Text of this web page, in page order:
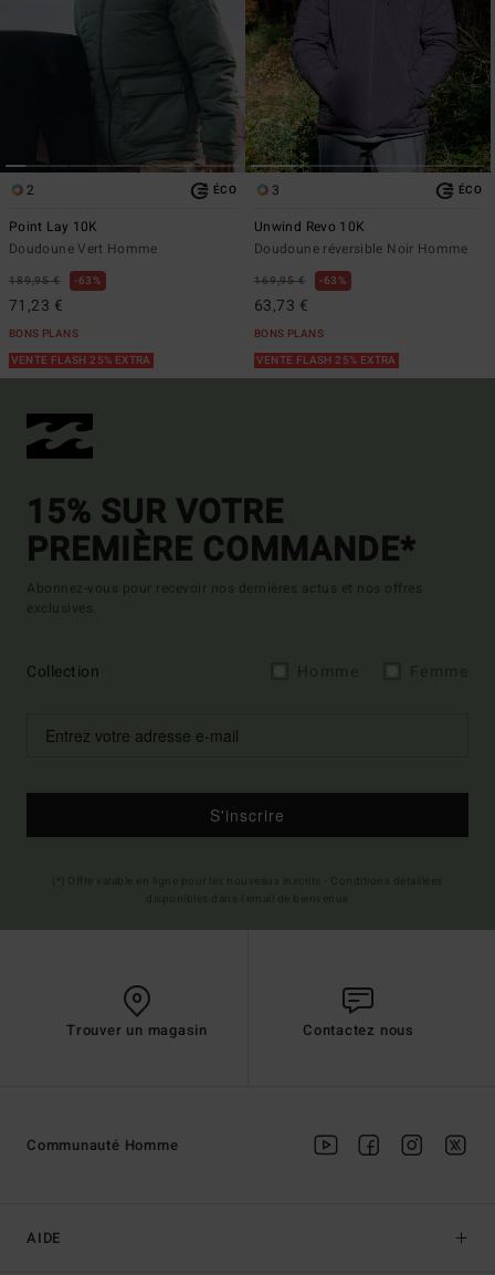
2 ÉCO
Point Lay 10K
Doudoune Vert Homme
189,95 € 63%
71,23 €
BONS PLANS
VENTE FLASH 25% EXTRA
3 ÉCO
Unwind Revo 10K
Doudoune réversible Noir Homme
169,95 € 63%
63,73 €
BONS PLANS
VENTE FLASH 25% EXTRA
15% SUR VOTRE
PREMIÈRE COMMANDE*
Abonnez-vous pour recevoir nos dernières actus et nos offres
exclusives.
Collection
S'inscrire
Trouver un magasin Contactez nous
AIDE
Communauté Homme